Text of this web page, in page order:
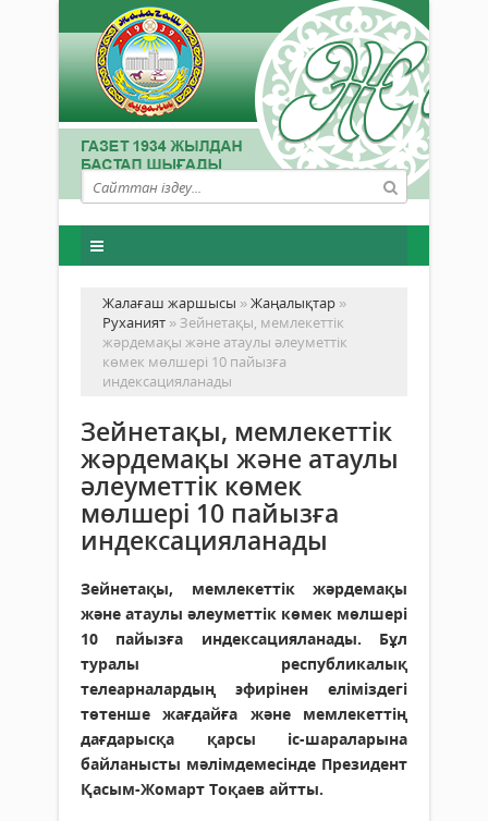
Жалағаш жаршысы »Жаңалықтар »
Руханият » Зейнетақы, мемлекеттік
жәрдемақы және атаулы әлеуметтік
көмек мөлшері 10 пайызға
индексацияланады
Зейнетақы, мемлекеттік
жәрдемақы және атаулы
әлеуметтік көмек
мөлшері 10 пайызға
индексацияланады
Зейнетақы, мемлекеттік жәрдемақы
және атаулы әлеуметтік көмек мөлшері
10 пайызға индексацияланады. Бұл
туралы республикалық
телеарналардың эфирінен еліміздегі
төтенше жағдайға және мемлекеттің
дағдарысқа қарсы іс-шараларына
байланысты мәлімдемесінде Президент
Қасым-Жомарт Тоқаев айтты.